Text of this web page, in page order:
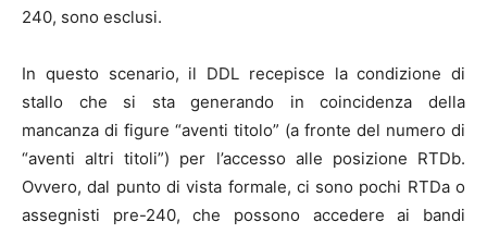
240, sono esclusi.
In questo scenario, il DDL recepisce la condizione di
stallo che si sta generando in coincidenza della
mancanza di figure “aventi titolo” (a fronte del numero di
“aventi altri titoli”) per l’accesso alle posizione RTDb.
Ovvero, dal punto di vista formale, ci sono pochi RTDa o
assegnisti pre-240, che possono accedere ai bandi